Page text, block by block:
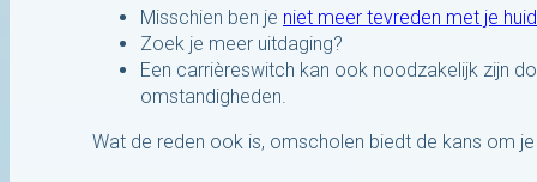
Misschien ben je niet meer tevreden met je
Zoek je meer uitdaging?
Een carrièreswitch kan ook noodzakelijk zijn
omstandigheden.
Wat de reden ook is, omscholen biedt de kans om